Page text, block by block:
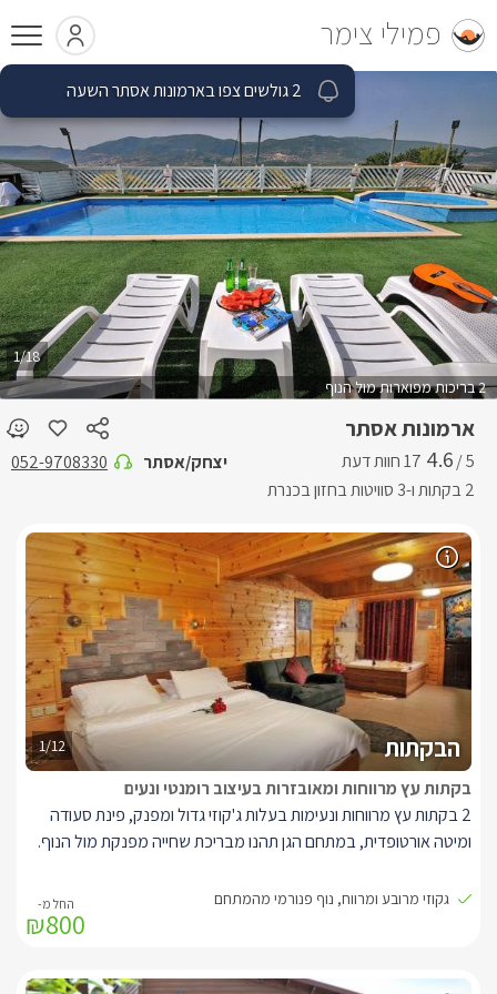
פמילי צימר
ארמונות אסתר
5 /
4.6
2 בקתות ו-3 סוויטות בחזון בכנרת
יצחק/אסתר 052-9708330
2 בריכות מפוארות מול הנוף
1/18
1/12 הבקתות
בקתות עץ מרווחות ומאובזרות בעיצוב רומנטי ונעים
2 בקתות עץ מרווחות ונעימות בעלות ג'קוזי גדול ומפנק, פינת סעודה
ומיטה אורטופדית, במתחם הגן תהנו מבריכת שחייה מפנקת מול הנוף.
בבקתות תיהנו מממיטה זוגית בעלת מזרן אורטופדי איכותי, בגב המיטה
קולנוע ביתית, ג'קוזי אינטימי מרובע ומפנק במיוחד, חדר רחצה עם
גקוזי מרובע ומרווח, נוף פנורמי מהמתחם
₪800